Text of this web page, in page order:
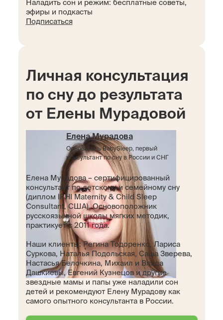
Наладить сон и режим: бесплатные советы,
эфиры и подкасты
Подписаться
Личная консультация
по сну до результата
от Елены Мурадовой
Елена Мурадова
Основатель BabySleep, первый
консультант по сну в России и СНГ
Елена Мурадова – сертифицированный
консультант по детскому и семейному сну
(диплом IPHI Maternity & Child Sleep
Consultant, США). Основоположник
русскоязычной школы мягких методик,
практикует с 2011 года.
Наши клиенты: Регина Тодоренко, Лариса
Суркова, Наталья Подольская, Саша Зверева,
Настасья Белочкина, Михаил и Влада
Дашкиевы, Евгений Кузнецов и другие
звездные мамы и папы уже наладили сон
детей и рекомендуют Елену Мурадову как
самого опытного консультанта в России.